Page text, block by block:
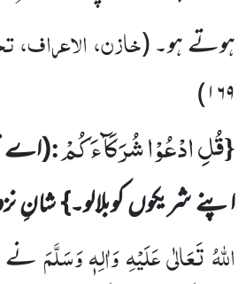
ہوتے ہو۔(خازن، الاعراف،
۱۶۹)
{قُلِ ادْعُوْا شُرَكَآءَكُمْ:(اے
اپنے شریکوں کوبلالو۔} شانِ
اللہُ تَعَالٰی عَلَیْہِ وَاٰلِہٖ وَسَلَّمَنے